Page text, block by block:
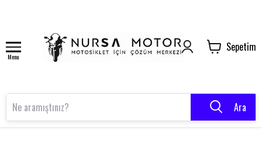
Menu
Sepetim
Ara